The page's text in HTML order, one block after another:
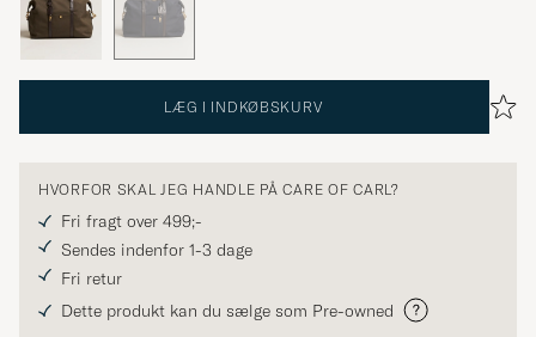
LÆG I INDKØBSKURV
HVORFOR SKAL JEG HANDLE PÅ CARE OF CARL?
Fri fragt over 499;-
Sendes indenfor 1-3 dage
Fri retur
Dette produkt kan du sælge som Pre-owned